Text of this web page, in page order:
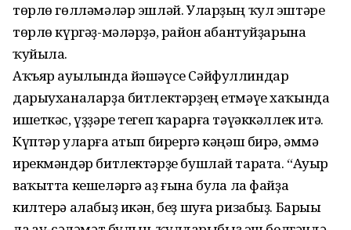
төрлө гөлләмәләр эшләй. Уларҙың ҡул эштәре
төрлө күргәҙ-мәләрҙә, район һабантуйҙарына
ҡуйыла.
Аҡъяр ауылында йәшәүсе Сәйфуллиндар
дарыуханаларҙа битлектәрҙең етмәүе хаҡында
ишеткәс, үҙҙәре тегеп ҡарарға тәүәккәллек итә.
Күптәр уларға һатып бирергә кәңәш бирә, әммә
ирекмәндәр битлектәрҙе бушлай тарата. “Ауыр
ваҡытта кешеләргә аҙ ғына булһа ла файҙа
килтерә алабыҙ икән, беҙ шуға ризабыҙ. Барыһы